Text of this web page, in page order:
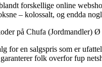
forskellige online
– kolossalt, og endda
på Chufa (Jordmandler)
en salgspris som er
folk overfor fup